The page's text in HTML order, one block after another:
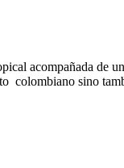
acompañada de
colombiano sino